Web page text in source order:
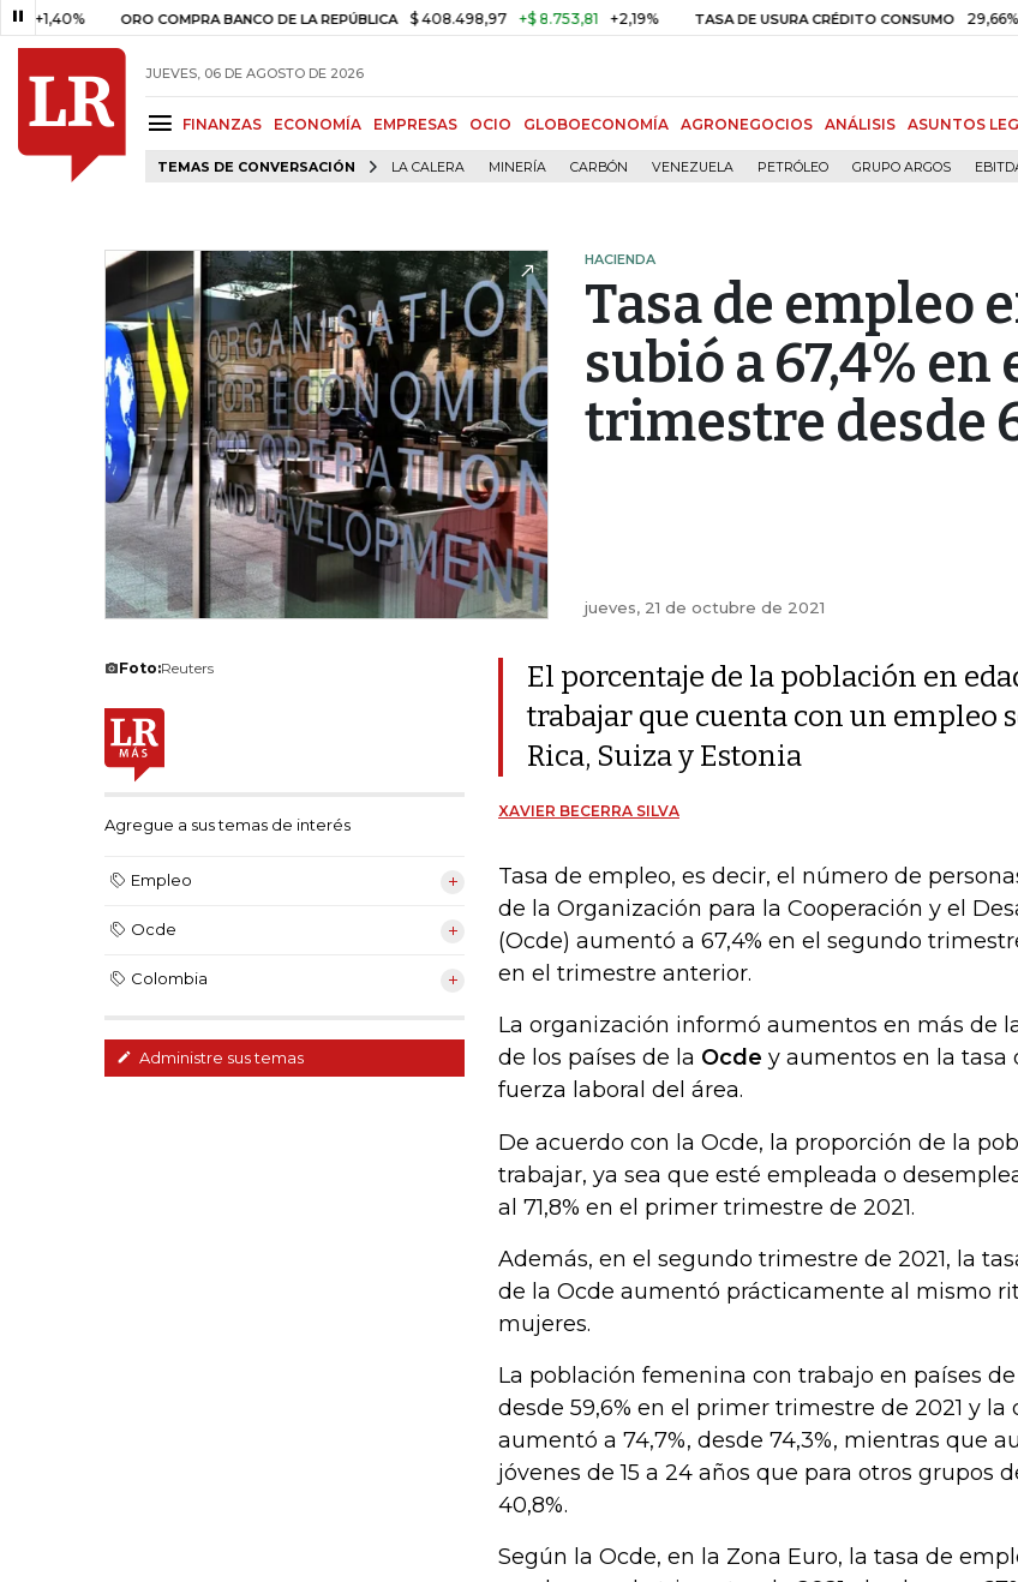
ORO COMPRA BANCO DE LA REPÚBLICA $ 408.498,97 +$ 8.753,81 +2,19% TASA DE USURA CRÉDITO CONSUMO 29,66% +0,87%
JUEVES, 06 DE AGOSTO DE 2026
FINANZAS ECONOMÍA EMPRESAS OCIO GLOBOECONOMÍA AGRONEGOCIOS ANÁLISIS ASUNTOS
TEMAS DE CONVERSACIÓN LA CALERA MINERÍA CARBÓN VENEZUELA PETRÓLEO GRUPO ARGOS
HACIENDA
Tasa de empleo
subió a 67,4%
trimestre desde
jueves, 21 de octubre de 2021
Foto:Reuters
Agregue a sus temas de interés
Empleo
Ocde
Colombia
Administre sus temas
El porcentaje de la población en
trabajar que cuenta con un empleo
Rica, Suiza y Estonia
XAVIER BECERRA SILVA
Tasa de empleo, es decir, el número de
de la Organización para la Cooperación y el
(Ocde) aumentó a 67,4% en el segundo
en el trimestre anterior.
La organización informó aumentos en más de
de los países de la Ocde y aumentos en la tasa
fuerza laboral del área.
De acuerdo con la Ocde, la proporción de la
trabajar, ya sea que esté empleada o
al 71,8% en el primer trimestre de 2021.
Además, en el segundo trimestre de 2021, la
de la Ocde aumentó prácticamente al mismo
mujeres.
La población femenina con trabajo en países de
desde 59,6% en el primer trimestre de 2021 y
aumentó a 74,7%, desde 74,3%, mientras que
jóvenes de 15 a 24 años que para otros grupos
40,8%.
Según la Ocde, en la Zona Euro, la tasa de